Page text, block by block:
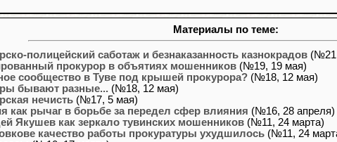
Материалы по теме:
полицейский саботаж и безнаказанность казнокрадов
прокурор в объятиях мошенников (№19, 19 мая)
сообщество в Туве под крышей прокурора? (№18, 12 мая)
бывают разные... (№18, 12 мая)
нечисть (№17, 5 мая)
как рычаг в борьбе за передел сфер влияния (№16, 28 апреля)
Якушев как зеркало тувинских мошенников (№11, 24 марта)
качество работы прокуратуры ухудшилось (№11, 24